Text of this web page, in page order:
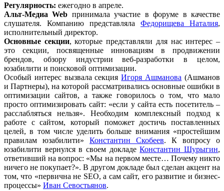
Регулярность: ежегодно в апреле.
Альт-Медиа Web принимала участие в форуме в качестве
слушателя. Компанию представляла Федорищева Наталия,
исполнительный директор.
Основные секции, которые представляли для нас интерес –
это секции, посвященные инновациям в продвижении
брендов, обзору индустрии веб-разработки в целом,
юзабилити и поисковой оптимизации.
Особый интерес вызвала секцияИгоря Ашманова (Ашманов
и Партнеры), на которой рассматривались основные ошибки в
оптимизации сайтов, а также говорилось о том, что мало
просто оптимизировать сайт: «если у сайта есть посетитель –
расслабляться нельзя». Необходим комплексный подход к
работе с сайтом, который поможет достичь поставленных
целей, в том числе уделить больше внимания «простейшим
правилам юзабилити» Константин Скобеев. К вопросу о
юзабилити вернулся в своем докладеКонстантин Шурыгин,
ответивший на вопрос: «Мы на первом месте… Почему никто
ничего не покупает?». В другом докладе был сделан акцент на
том, что «первична не SEO, а сам сайт, его развитие и бизнес-
процессы» Иван Севостьянов.